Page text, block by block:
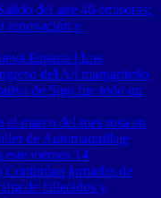
del aire 46 emisoras:
renovación o
Esparta | Los
del Ají margariteño
de Sigo fue todo un
marco del mes rosa en
de Automaquillaje
este viernes 14
jornadas de
de fallecidos y